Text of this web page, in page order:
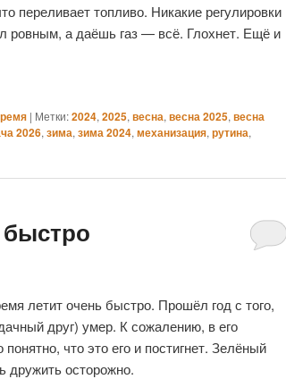
переливает топливо. Никакие регулировки
ровным, а даёшь газ — всё. Глохнет. Ещё и
| Метки:2024, 2025, весна, весна 2025, весна
2026, зима, зима 2024, механизация, рутина,
летит очень быстро. Прошёл год с того,
друг) умер. К сожалению, в его
что это его и постигнет. Зелёный
дружить осторожно.